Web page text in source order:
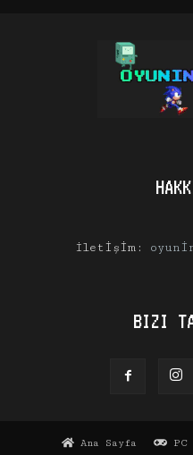
İletişim:
BIZI
Ana Sayfa PC